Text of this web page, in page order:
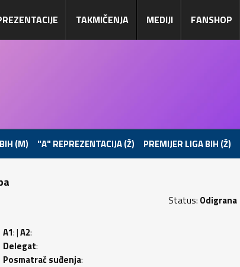
TAKMIČENJA MEDIJI FANSHOP
(M) "A" REPREZENTACIJA (Ž) PREMIJER LIGA BIH (Ž)
Status: Odigrana
A1: |A2:
Delegat:
Posmatrač suđenja: